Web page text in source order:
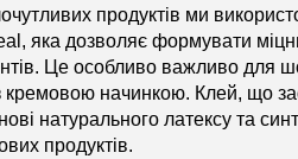
продуктів ми
яка дозволяє формувати
Це особливо важливо для
з кремовою начинкою. Клей, що
натурального латексу та
продуктів.